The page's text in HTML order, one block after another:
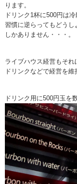
ります。
ドリンク1杯に500円は
習慣に逆らってもどう
しかありません・・・。
ライブハウス経営もそれ
ドリンクなどで経営を維
ドリンク用に500円玉を